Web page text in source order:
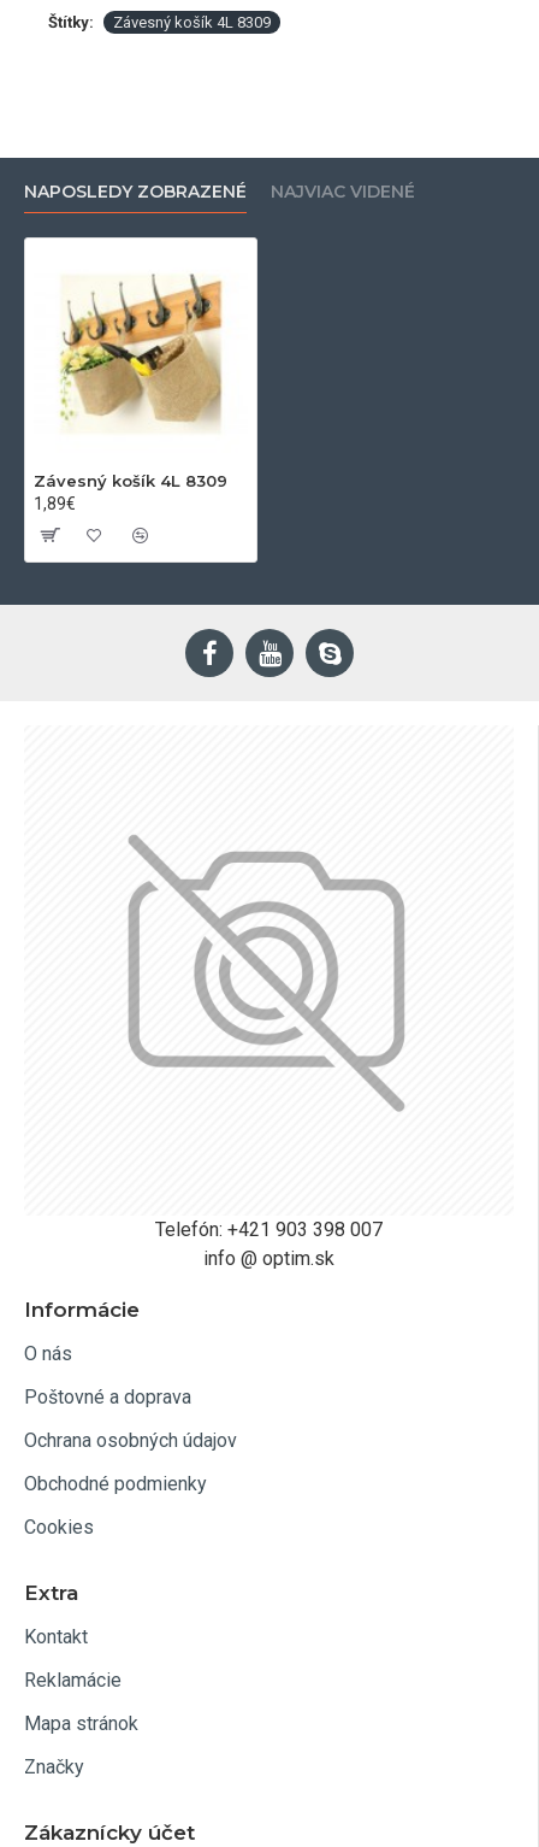
Štítky: Závesný košík 4L 8309
NAPOSLEDY ZOBRAZENÉ NAJVIAC VIDENÉ
Závesný košík 4L 8309
1,89€
Telefón: +421 903 398 007
info @ optim.sk
Informácie
O nás
Poštovné a doprava
Ochrana osobných údajov
Obchodné podmienky
Cookies
Extra
Kontakt
Reklamácie
Mapa stránok
Značky
Zákaznícky účet